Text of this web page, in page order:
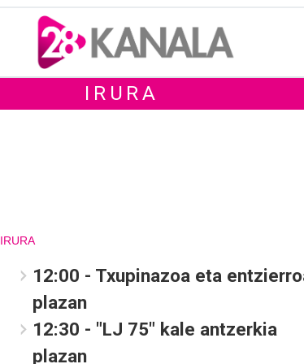
IRURA
IRURA
12:00 - Txupinazoa eta
plazan
12:30 - "LJ 75" kale antzerkia
plazan